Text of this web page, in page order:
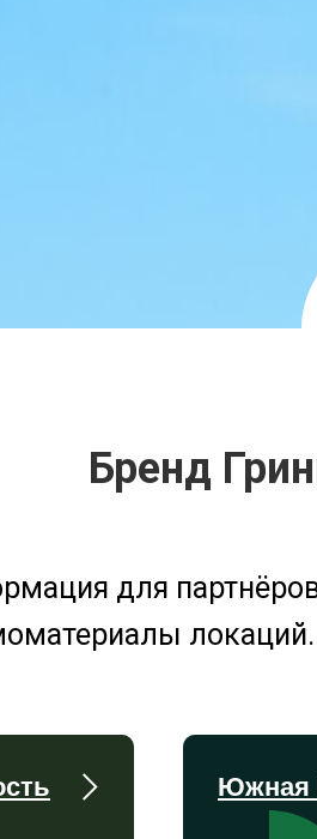
Бренд
для
локаций.
Южная